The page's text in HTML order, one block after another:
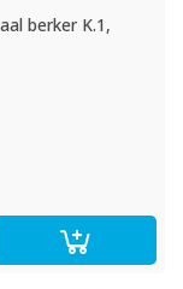
berker K.1,